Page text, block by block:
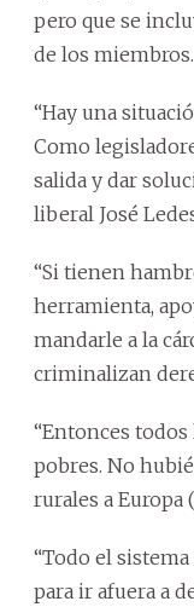
pero que se
de los miembros.
“Hay una
Como
salida y dar
liberal José
“Si tienen
herramienta,
mandarle a la
criminalizan
“Entonces
pobres. No
rurales a Europa
“Todo el
para ir afuera a